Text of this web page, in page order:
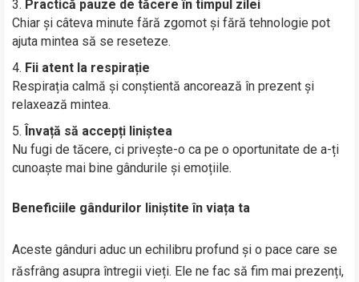
Practică pauze de tăcere în timpul zilei
Chiar și câteva minute fără zgomot și fără tehnologie pot
ajuta mintea să se reseteze.
Fii atent la respirație
Respirația calmă și conștientă ancorează în prezent și
relaxează mintea.
Învață să accepți liniștea
Nu fugi de tăcere, ci privește-o ca pe o oportunitate de a-ți
cunoaște mai bine gândurile și emoțiile.
Beneficiile gândurilor liniștite în viața ta
Aceste gânduri aduc un echilibru profund și o pace care se
răsfrâng asupra întregii vieți. Ele ne fac să fim mai prezenți,